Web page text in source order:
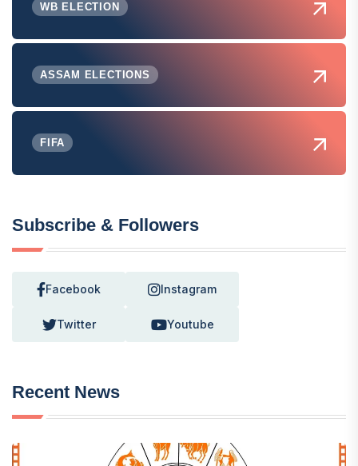
WB ELECTION
ASSAM ELECTIONS
FIFA
Subscribe & Followers
Facebook Instagram
Twitter Youtube
Recent News